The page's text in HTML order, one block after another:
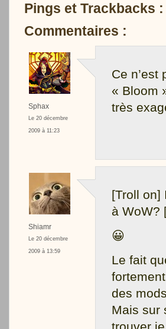
Pings et Trackbacks :
Commentaires :
Sphax
Le 20 décembre
2009 à 11:23
Ce n’est
« Bloom
très
Shiamr
Le 20 décembre
2009 à 13:59
[Troll on]
à WoW?
😀
Le fait
des
Mais sur